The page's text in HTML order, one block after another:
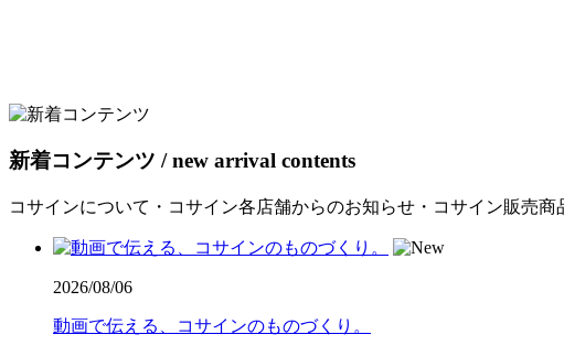
新着コンテンツ / new arrival contents
コサインについて・コサイン各店舗からのお知らせ・コサイン販売商
2026/08/06
動画で伝える、コサインのものづくり。